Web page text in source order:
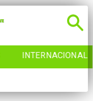
INTERNACIONAL